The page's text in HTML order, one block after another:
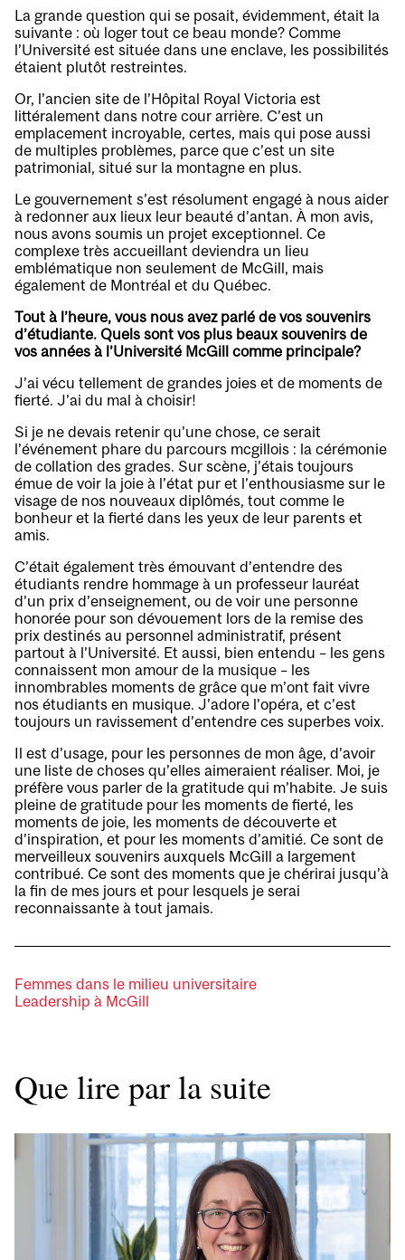
La grande question qui se posait, évidemment, était la
suivante : où loger tout ce beau monde? Comme
l’Université est située dans une enclave, les possibilités
étaient plutôt restreintes.
Or, l’ancien site de l’Hôpital Royal Victoria est
littéralement dans notre cour arrière. C’est un
emplacement incroyable, certes, mais qui pose aussi
de multiples problèmes, parce que c’est un site
patrimonial, situé sur la montagne en plus.
Le gouvernement s’est résolument engagé à nous aider
à redonner aux lieux leur beauté d’antan. À mon avis,
nous avons soumis un projet exceptionnel. Ce
complexe très accueillant deviendra un lieu
emblématique non seulement de McGill, mais
également de Montréal et du Québec.
Tout à l’heure, vous nous avez parlé de vos souvenirs
d’étudiante. Quels sont vos plus beaux souvenirs de
vos années à l’Université McGill comme principale?
J’ai vécu tellement de grandes joies et de moments de
fierté. J’ai du mal à choisir!
Si je ne devais retenir qu’une chose, ce serait
l’événement phare du parcours mcgillois : la cérémonie
de collation des grades. Sur scène, j’étais toujours
émue de voir la joie à l’état pur et l’enthousiasme sur le
visage de nos nouveaux diplômés, tout comme le
bonheur et la fierté dans les yeux de leur parents et
amis.
C’était également très émouvant d’entendre des
étudiants rendre hommage à un professeur lauréat
d’un prix d’enseignement, ou de voir une personne
honorée pour son dévouement lors de la remise des
prix destinés au personnel administratif, présent
partout à l’Université. Et aussi, bien entendu – les gens
connaissent mon amour de la musique – les
innombrables moments de grâce que m’ont fait vivre
nos étudiants en musique. J’adore l’opéra, et c’est
toujours un ravissement d’entendre ces superbes voix.
Il est d’usage, pour les personnes de mon âge, d’avoir
une liste de choses qu’elles aimeraient réaliser. Moi, je
préfère vous parler de la gratitude qui m’habite. Je suis
pleine de gratitude pour les moments de fierté, les
moments de joie, les moments de découverte et
d’inspiration, et pour les moments d’amitié. Ce sont de
merveilleux souvenirs auxquels McGill a largement
contribué. Ce sont des moments que je chérirai jusqu’à
la fin de mes jours et pour lesquels je serai
reconnaissante à tout jamais.
Femmes dans le milieu universitaire
Leadership à McGill
Que lire par la suite